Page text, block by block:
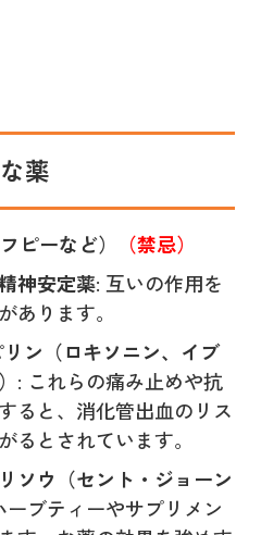
薬
ピーなど）
（禁忌）
神安定薬: 互いの作用を
あります。
ン（ロキソニン、イブ
: これらの痛み止めや抗
ると、消化管出血のリス
るとされています。
ソウ（セント・ジョーン
ーブティーやサプリメン